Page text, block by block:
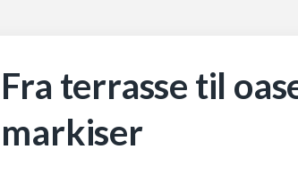
Fra terrasse til
markiser